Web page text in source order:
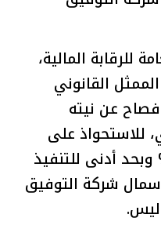
للرقابة المالية،
القانوني
عن نيته
للاستحواذ على
المكملة حتى 90% وبحد أدنى للتنفيذ
شركة التوفيق